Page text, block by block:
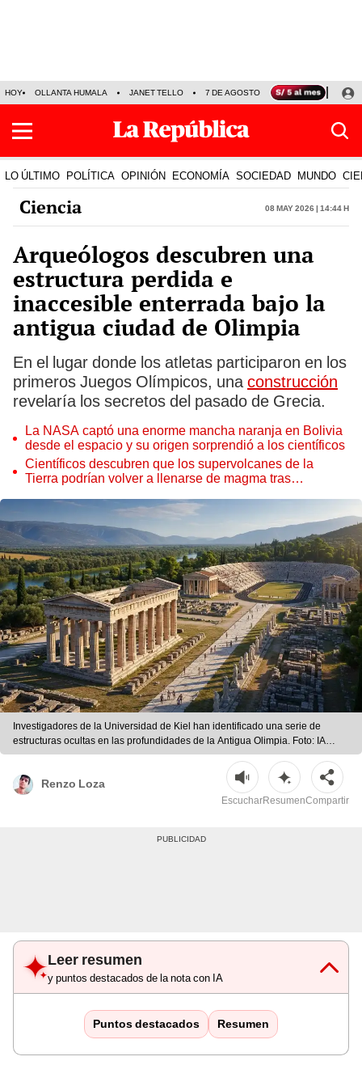
HOY OLLANTA HUMALA JANET TELLO 7 DE AGOSTO TINKA RESULTADOS
LO ÚLTIMO POLÍTICA OPINIÓN ECONOMÍA SOCIEDAD MUNDO
Ciencia 08 May 2026 | 14:44 h
Arqueólogos descubren una
estructura perdida e
inaccesible enterrada bajo la
antigua ciudad de Olimpia
En el lugar donde los atletas participaron en los
primeros Juegos Olímpicos, una construcción
revelaría los secretos del pasado de Grecia.
La NASA captó una enorme mancha naranja en Bolivia
desde el espacio y su origen sorprendió a los científicos
Científicos descubren que los supervolcanes de la
Tierra podrían volver a llenarse de magma tras
Investigadores de la Universidad de Kiel han identificado una serie de
estructuras ocultas en las profundidades de la Antigua Olimpia. Foto: IA
DALL-E
Renzo Loza
EscucharResumenCompartir
Leer resumen
y puntos destacados de la nota con IA
Puntos destacados Resumen